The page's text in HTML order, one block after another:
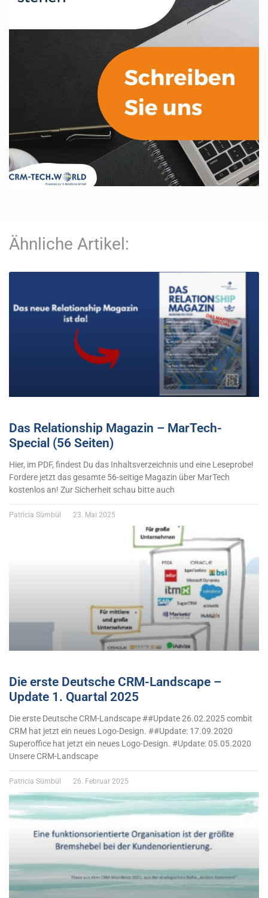
Ähnliche Artikel:
Das Relationship Magazin – MarTech-
Special (56 Seiten)
Hier, im PDF, findest Du das Inhaltsverzeichnis und eine Leseprobe!
Fordere jetzt das gesamte 56-seitige Magazin über MarTech
kostenlos an! Zur Sicherheit schau bitte auch
Patricia Sümbül 23. Mai 2025
Die erste Deutsche CRM-Landscape –
Update 1. Quartal 2025
Die erste Deutsche CRM-Landscape ##Update 26.02.2025 combit
CRM hat jetzt ein neues Logo-Design. ##Update: 17.09.2020
Superoffice hat jetzt ein neues Logo-Design. #Update: 05.05.2020
Unsere CRM-Landscape
Patricia Sümbül 26. Februar 2025